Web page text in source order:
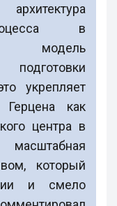
в
модель
укрепляет
как
центра в
который
и смело